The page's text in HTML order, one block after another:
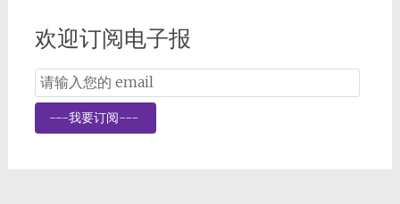
欢迎订阅电子报
Email
Subscription
---我要订阅---